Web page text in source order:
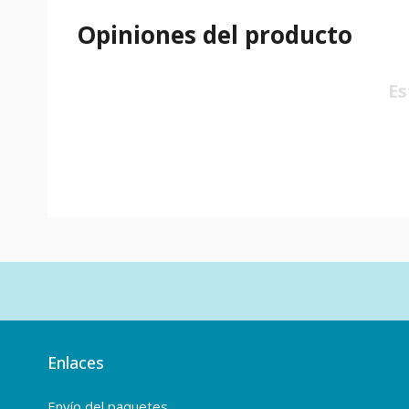
Opiniones del producto
Enlaces